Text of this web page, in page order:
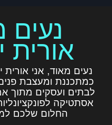
נעים
אורית
כמתכננת ומעצבת
לבתים ועסקים מתוך
אסתטיקה
החלום שלכם